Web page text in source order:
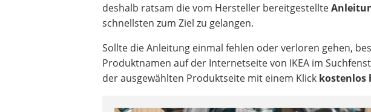
deshalb ratsam die vom Hersteller bereitgestellte
schnellsten zum Ziel zu gelangen.
Sollte die Anleitung einmal fehlen oder verloren gehen,
Produktnamen auf der Internetseite von IKEA im
der ausgewählten Produktseite mit einem Klick kostenlos